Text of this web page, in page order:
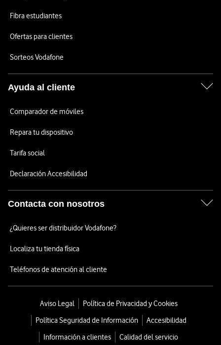
Fibra estudiantes
Ofertas para clientes
Sorteos Vodafone
Ayuda al cliente
Comparador de móviles
Repara tu dispositivo
Tarifa social
Declaración Accesibilidad
Contacta con nosotros
¿Quieres ser distribuidor Vodafone?
Localiza tu tienda física
Teléfonos de atención al cliente
Aviso Legal
Política de Privacidad y Cookies
Política Seguridad de Información
Accesibilidad
Información a clientes
Calidad del servicio